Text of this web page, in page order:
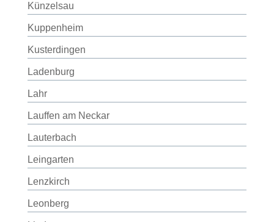
Künzelsau
Kuppenheim
Kusterdingen
Ladenburg
Lahr
Lauffen am Neckar
Lauterbach
Leingarten
Lenzkirch
Leonberg